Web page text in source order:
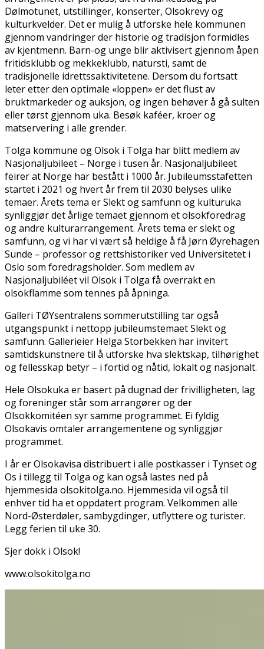
Dølmotunet, utstillinger, konserter, Olsokrevy og
kulturkvelder. Det er mulig å utforske hele kommunen
gjennom vandringer der historie og tradisjon formidles
av kjentmenn. Barn-og unge blir aktivisert gjennom åpen
fritidsklubb og mekkeklubb, natursti, samt de
tradisjonelle idrettssaktivitetene. Dersom du fortsatt
leter etter den optimale «loppen» er det flust av
bruktmarkeder og auksjon, og ingen behøver å gå sulten
eller tørst gjennom uka. Besøk kaféer, kroer og
matservering i alle grender.
Tolga kommune og Olsok i Tolga har blitt medlem av
Nasjonaljubileet – Norge i tusen år. Nasjonaljubileet
feirer at Norge har bestått i 1000 år. Jubileumsstafetten
startet i 2021 og hvert år frem til 2030 belyses ulike
temaer. Årets tema er Slekt og samfunn og kulturuka
synliggjør det årlige temaet gjennom et olsokforedrag
og andre kulturarrangement. Årets tema er slekt og
samfunn, og vi har vi vært så heldige å få Jørn Øyrehagen
Sunde – professor og rettshistoriker ved Universitetet i
Oslo som foredragsholder. Som medlem av
Nasjonaljubiléet vil Olsok i Tolga få overrakt en
olsokflamme som tennes på åpninga.
Galleri TØYsentralens sommerutstilling tar også
utgangspunkt i nettopp jubileumstemaet Slekt og
samfunn. Gallerieier Helga Storbekken har invitert
samtidskunstnere til å utforske hva slektskap, tilhørighet
og fellesskap betyr – i fortid og nåtid, lokalt og nasjonalt.
Hele Olsokuka er basert på dugnad der frivilligheten, lag
og foreninger står som arrangører og der
Olsokkomitéen syr samme programmet. Ei fyldig
Olsokavis omtaler arrangementene og synliggjør
programmet.
I år er Olsokavisa distribuert i alle postkasser i Tynset og
Os i tillegg til Tolga og kan også lastes ned på
hjemmesida olsokitolga.no. Hjemmesida vil også til
enhver tid ha et oppdatert program. Velkommen alle
Nord-Østerdøler, sambygdinger, utflyttere og turister.
Legg ferien til uke 30.
Sjer dokk i Olsok!
www.olsokitolga.no